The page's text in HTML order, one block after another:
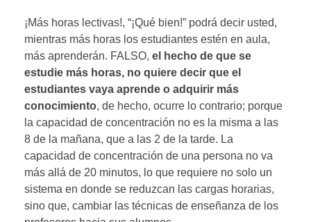
¡Más horas lectivas!, “¡Qué bien!” podrá decir usted,
mientras más horas los estudiantes estén en aula,
más aprenderán. FALSO, el hecho de que se
estudie más horas, no quiere decir que el
estudiantes vaya aprende o adquirir más
conocimiento, de hecho, ocurre lo contrario; porque
la capacidad de concentración no es la misma a las
8 de la mañana, que a las 2 de la tarde. La
capacidad de concentración de una persona no va
más allá de 20 minutos, lo que requiere no solo un
sistema en donde se reduzcan las cargas horarias,
sino que, cambiar las técnicas de enseñanza de los